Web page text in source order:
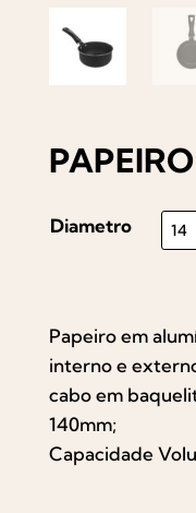
Diametro
Papeiro em
interno e
cabo em
140mm;
Capacidade